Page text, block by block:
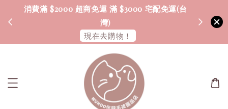
消費滿 $2000 超商免運 滿 $3000 宅配免運(台
灣)
現在去購物！
海外配